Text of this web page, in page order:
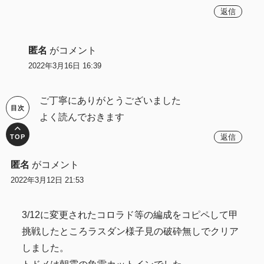
返信
匿名 がコメント
2022年3月16日 16:39
ご丁寧にありがとうございました
よく読んでおきます
返信
匿名 がコメント
2022年3月12日 21:53
3/12に変更されたコロラド等の編成をコピペして甲
挑戦したところラスダン様子見の破砕無しでクリア
しました。